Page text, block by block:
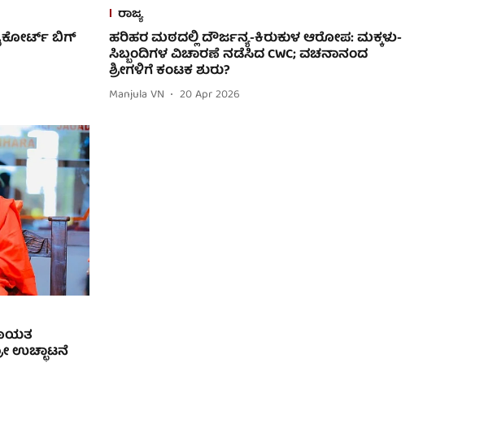
ಬಿಗ್
ರಾಜ್ಯ
ಹರಿಹರ ಮಠದಲ್ಲಿ ದೌರ್ಜನ್ಯ-ಕಿರುಕುಳ ಆರೋಪ: ಮಕ್ಕಳು-
ಸಿಬ್ಬಂದಿಗಳ ವಿಚಾರಣೆ ನಡೆಸಿದ CWC; ವಚನಾನಂದ
ಶ್ರೀಗಳಿಗೆ ಕಂಟಕ ಶುರು?
Manjula VN 20 Apr 2026
ಉಚ್ಛಾಟನೆ